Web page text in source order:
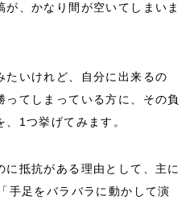
が、かなり間が空いてしまいま
たいけれど、自分に出来るの
てしまっている方に、その負
1つ挙げてみます。
に抵抗がある理由として、主に
手足をバラバラに動かして演